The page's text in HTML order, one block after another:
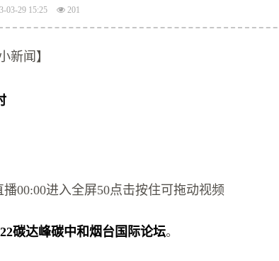
03-29 15:25 201
新闻】
播00:00进入全屏50点击按住可拖动视频
碳达峰碳中和烟台国际论坛。